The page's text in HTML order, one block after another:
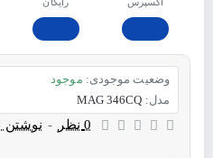
وضعیت موجودی: موجود
مدل: MAG 346CQ
0 نظر - نوشتن